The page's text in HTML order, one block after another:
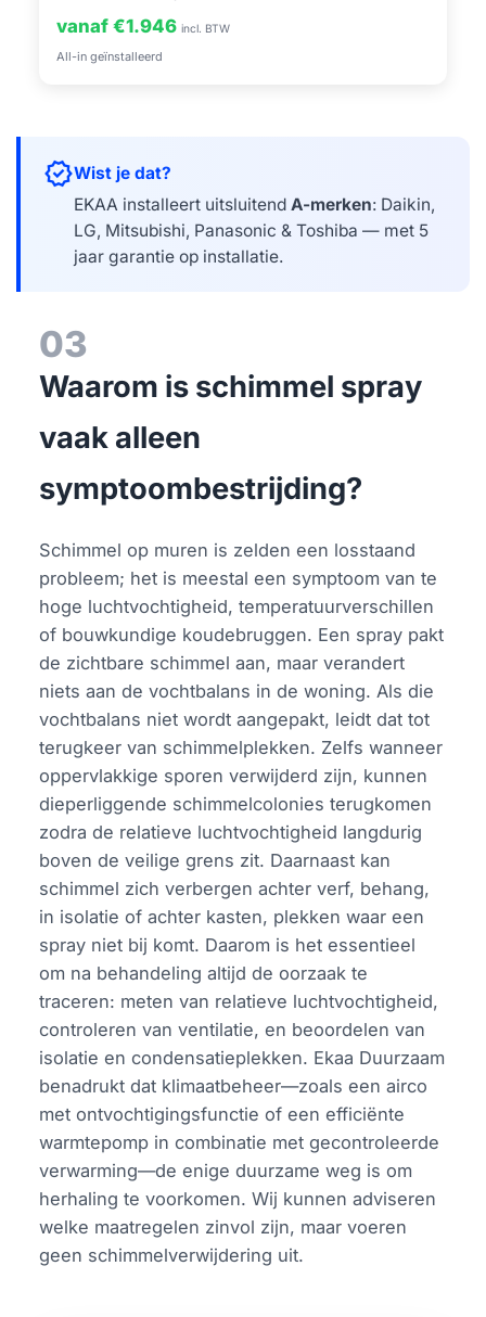
vanaf €1.946 incl. BTW
All-in geïnstalleerd
verifiedWist je dat?
EKAA installeert uitsluitendA-merken: Daikin,
LG, Mitsubishi, Panasonic & Toshiba — met 5
jaar garantie op installatie.
03
Waarom is schimmel spray
vaak alleen
symptoombestrijding?
Schimmel op muren is zelden een losstaand
probleem; het is meestal een symptoom van te
hoge luchtvochtigheid, temperatuurverschillen
of bouwkundige koudebruggen. Een spray pakt
de zichtbare schimmel aan, maar verandert
niets aan de vochtbalans in de woning. Als die
vochtbalans niet wordt aangepakt, leidt dat tot
terugkeer van schimmelplekken. Zelfs wanneer
oppervlakkige sporen verwijderd zijn, kunnen
dieperliggende schimmelcolonies terugkomen
zodra de relatieve luchtvochtigheid langdurig
boven de veilige grens zit. Daarnaast kan
schimmel zich verbergen achter verf, behang,
in isolatie of achter kasten, plekken waar een
spray niet bij komt. Daarom is het essentieel
om na behandeling altijd de oorzaak te
traceren: meten van relatieve luchtvochtigheid,
controleren van ventilatie, en beoordelen van
isolatie en condensatieplekken. Ekaa Duurzaam
benadrukt dat klimaatbeheer—zoals een airco
met ontvochtigingsfunctie of een efficiënte
warmtepomp in combinatie met gecontroleerde
verwarming—de enige duurzame weg is om
herhaling te voorkomen. Wij kunnen adviseren
welke maatregelen zinvol zijn, maar voeren
geen schimmelverwijdering uit.